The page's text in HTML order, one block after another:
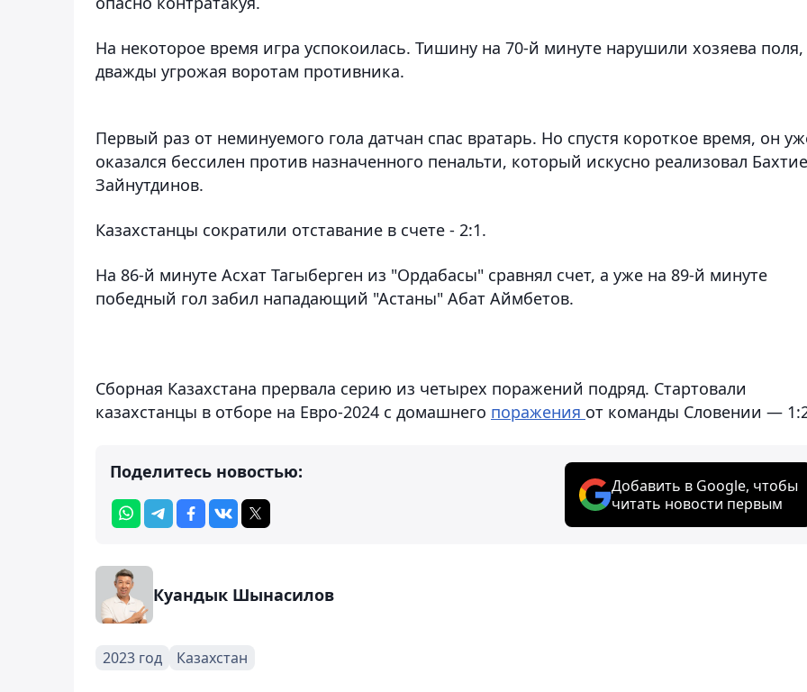
На некоторое время игра успокоилась. Тишину на 70-й минуте нарушили хозяева поля,
дважды угрожая воротам противника.
Первый раз от неминуемого гола датчан спас вратарь. Но спустя короткое время, он
оказался бессилен против назначенного пенальти, который искусно реализовал
Зайнутдинов.
Казахстанцы сократили отставание в счете - 2:1.
На 86-й минуте Асхат Тагыберген из "Ордабасы" сравнял счет, а уже на 89-й минуте
победный гол забил нападающий "Астаны" Абат Аймбетов.
Сборная Казахстана прервала серию из четырех поражений подряд. Стартовали
казахстанцы в отборе на Евро-2024 с домашнего поражения от команды Словении —
Поделитесь новостью:
Добавить в Google, чтобы
читать новости первым
Куандык Шынасилов
2023 год Казахстан